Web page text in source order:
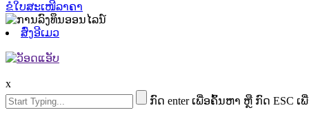
ຂໍໃບສະເໜີລາຄາ
ສົ່ງອີເມວ
x
ກົດ enter ເພື່ອຄົ້ນຫາ ຫຼື ກົດ ESC ເ